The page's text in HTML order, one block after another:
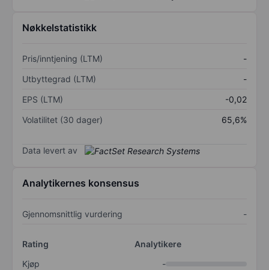
Nøkkelstatistikk
Pris/inntjening (LTM)
-
Utbyttegrad (LTM)
-
EPS (LTM)
-0,02
Volatilitet (30 dager)
65,6%
Data levert av
Analytikernes konsensus
Gjennomsnittlig vurdering -
Rating
Analytikere
Kjøp
-